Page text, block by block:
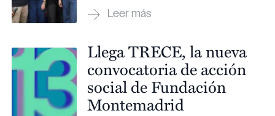
Llega TRECE, la nueva
convocatoria de acción
social de Fundación
Montemadrid